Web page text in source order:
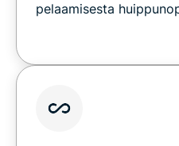
pelaamisesta